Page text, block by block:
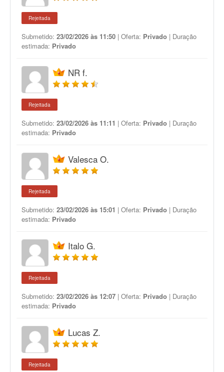
Rejeitada
Submetido: 23/02/2026 às 11:50 | Oferta: Privado | Duração
estimada: Privado
NR f.
Rejeitada
Submetido: 23/02/2026 às 11:11 | Oferta: Privado | Duração
estimada: Privado
Valesca O.
Rejeitada
Submetido: 23/02/2026 às 15:01 | Oferta: Privado | Duração
estimada: Privado
Italo G.
Rejeitada
Submetido: 23/02/2026 às 12:07 | Oferta: Privado | Duração
estimada: Privado
Lucas Z.
Rejeitada